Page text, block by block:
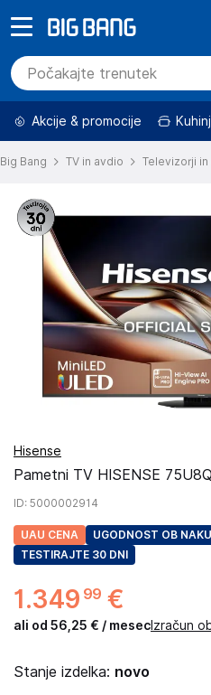
Akcije & promocije
Big Bang TV in avdio Televizorji
Hisense
Pametni TV HISENSE 75U8Q
ID: 5000002914
UAU CENA UGODNOST OB
TESTIRAJTE 30 DNI
1.349 99 €
ali od 56,25 € / mesec Izračun
Stanje izdelka: novo